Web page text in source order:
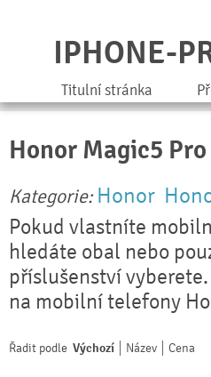
IPHONE-
Titulní stránka
Honor Magic5 Pro
Kategorie: Honor
Pokud vlastníte
hledáte obal nebo
příslušenství
na mobilní telefony
Řadit podle Výchozí Název Cena